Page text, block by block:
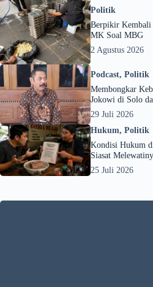
Politik
Berpikir Kembali
MK Soal MBG
2 Agustus 2026
Podcast, Politik
Membongkar
Jokowi di Solo
29 Juli 2026
Hukum, Politik
Kondisi Hukum
Siasat
25 Juli 2026